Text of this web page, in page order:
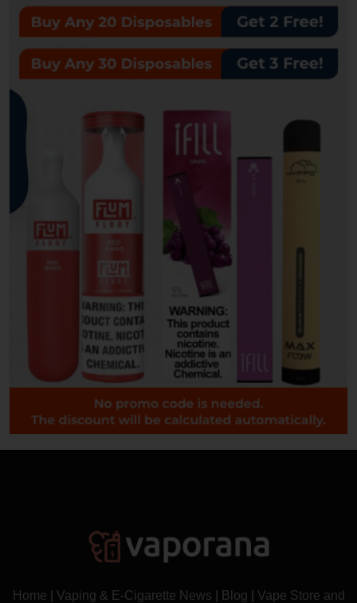
Home Vaping & E-Cigarette News Blog Vape Store and